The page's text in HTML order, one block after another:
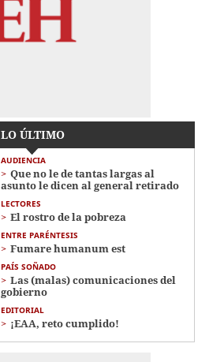
LO ÚLTIMO
AUDIENCIA
Que no le de tantas largas al
asunto le dicen al general retirado
LECTORES
El rostro de la pobreza
ENTRE PARÉNTESIS
Fumare humanum est
PAÍS SOÑADO
Las (malas) comunicaciones del
gobierno
EDITORIAL
¡EAA, reto cumplido!